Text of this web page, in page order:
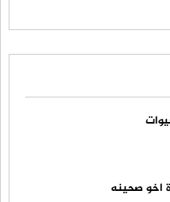
اخو صحينه